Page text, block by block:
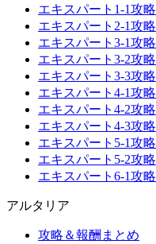
エキスパート1-1攻略
エキスパート2-1攻略
エキスパート3-1攻略
エキスパート3-2攻略
エキスパート3-3攻略
エキスパート4-1攻略
エキスパート4-2攻略
エキスパート4-3攻略
エキスパート5-1攻略
エキスパート5-2攻略
エキスパート6-1攻略
アルタリア
攻略＆報酬まとめ